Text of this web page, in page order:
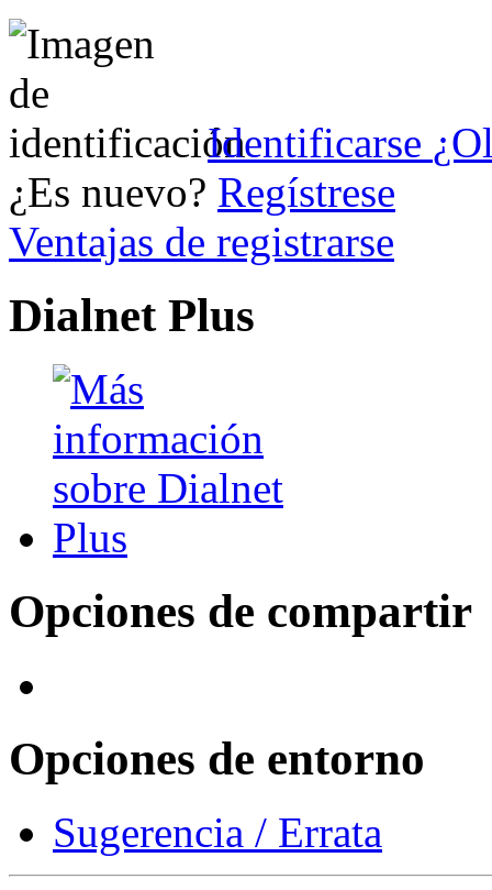
Identificarse
¿Es nuevo? Regístrese
Ventajas de registrarse
Dialnet Plus
Opciones de compartir
Opciones de entorno
Sugerencia / Errata